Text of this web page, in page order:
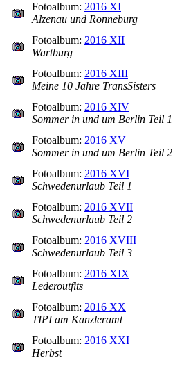
Fotoalbum: 2016 XI
Alzenau und Ronneburg
Fotoalbum: 2016 XII
Wartburg
Fotoalbum: 2016 XIII
Meine 10 Jahre TransSisters
Fotoalbum: 2016 XIV
Sommer in und um Berlin Teil 1
Fotoalbum: 2016 XV
Sommer in und um Berlin Teil 2
Fotoalbum: 2016 XVI
Schwedenurlaub Teil 1
Fotoalbum: 2016 XVII
Schwedenurlaub Teil 2
Fotoalbum: 2016 XVIII
Schwedenurlaub Teil 3
Fotoalbum: 2016 XIX
Lederoutfits
Fotoalbum: 2016 XX
TIPI am Kanzleramt
Fotoalbum: 2016 XXI
Herbst